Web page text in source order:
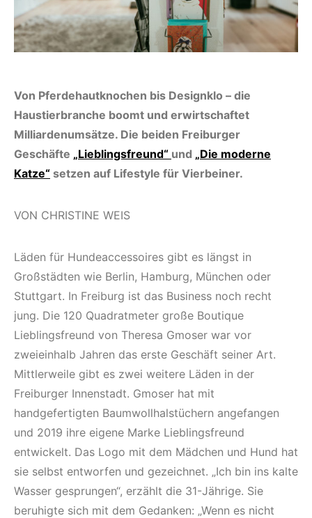
Von Pferdehautknochen bis Designklo – die
Haustierbranche boomt und erwirtschaftet
Milliardenumsätze. Die beiden Freiburger
Geschäfte „Lieblingsfreund“ und „Die moderne
Katze“ setzen auf Lifestyle für Vierbeiner.
VON CHRISTINE WEIS
Läden für Hundeaccessoires gibt es längst in
Großstädten wie Berlin, Hamburg, München oder
Stuttgart. In Freiburg ist das Business noch recht
jung. Die 120 Quadratmeter große Boutique
Lieblingsfreund von Theresa Gmoser war vor
zweieinhalb Jahren das erste Geschäft seiner Art.
Mittlerweile gibt es zwei weitere Läden in der
Freiburger Innenstadt. Gmoser hat mit
handgefertigten Baumwollhalstüchern angefangen
und 2019 ihre eigene Marke Lieblingsfreund
entwickelt. Das Logo mit dem Mädchen und Hund hat
sie selbst entworfen und gezeichnet. „Ich bin ins kalte
Wasser gesprungen“, erzählt die 31-Jährige. Sie
beruhigte sich mit dem Gedanken: „Wenn es nicht